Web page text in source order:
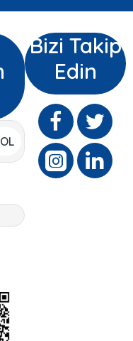
Bizi Takip
Edin